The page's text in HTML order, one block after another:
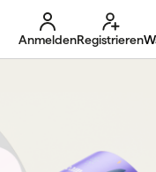
AnmeldenRegistrieren